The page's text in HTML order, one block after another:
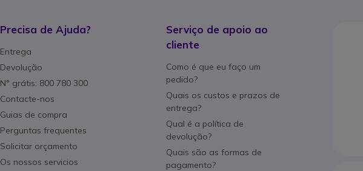
Precisa de Ajuda?
Entrega
Devolução
N° grátis: 800 780 300
Contacte-nos
Guias de compra
Perguntas frequentes
Solicitar orçamento
Os nossos servicios
Serviço de apoio ao
cliente
Como é que eu faço um
pedido?
Quais os custos e prazos de
entrega?
Qual é a política de
devolução?
Quais são as formas de
pagamento?